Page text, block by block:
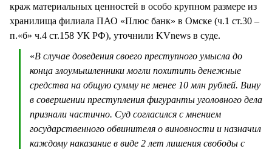
краж материальных ценностей в особо крупном размере из
хранилища филиала ПАО «Плюс банк» в Омске (ч.1 ст.30 –
п.«б» ч.4 ст.158 УК РФ), уточнили KVnews в суде.
«В случае доведения своего преступного умысла до
конца злоумышленники могли похитить денежные
средства на общую сумму не менее 10 млн рублей. Вину
в совершении преступления фигуранты уголовного дела
признали частично. Суд согласился с мнением
государственного обвинителя о виновности и назначил
каждому наказание в виде 2 лет лишения свободы с